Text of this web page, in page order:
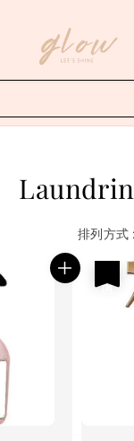
Laundrin
排列方式 :